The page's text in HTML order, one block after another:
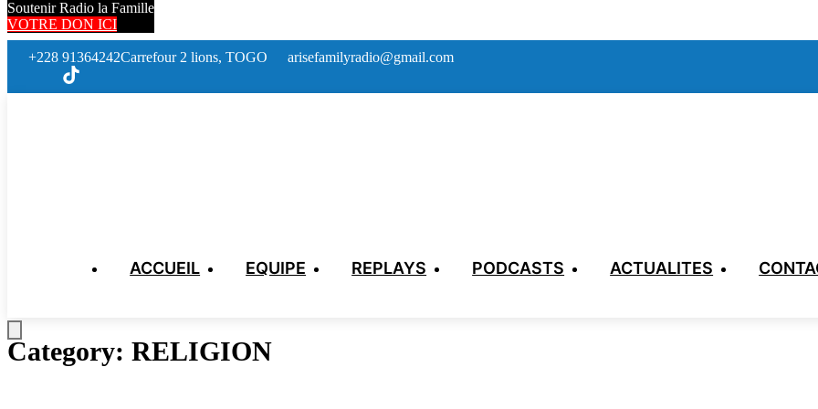
Soutenir Radio la Famille
VOTRE DON ICI
+228 91364242Carrefour 2 lions, TOGO arisefamilyradio@gmail.com
ACCUEIL EQUIPE REPLAYS PODCASTS ACTUALITES
Category: RELIGION